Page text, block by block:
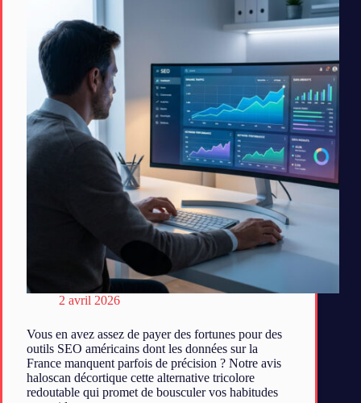
2 avril 2026
Vous en avez assez de payer des fortunes pour des
outils SEO américains dont les données sur la
France manquent parfois de précision ? Notre avis
haloscan décortique cette alternative tricolore
redoutable qui promet de bousculer vos habitudes